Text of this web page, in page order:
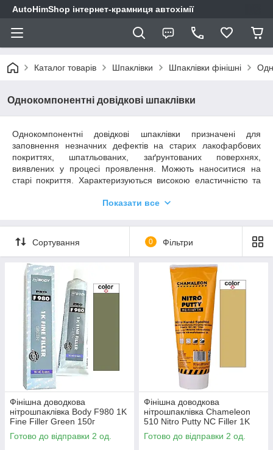
AutoHimShop інтернет-крамниця автохімії
Каталог товарів Шпаклівки Шпаклівки фінішні
Однокомпонентні довідкові шпаклівки
Однокомпонентні довідкові шпаклівки призначені для
заповнення незначних дефектів на старих лакофарбових
покриттях, шпатльованих, заґрунтованих поверхнях,
виявлених у процесі проявлення. Можють наноситися на
старі покриття. Характеризуються високою еластичністю та
кремоподібній консистенції, легко проникають у мікропори та
відразу заґрунтована або пофарбована. Шпаклівки мають
високі порозаповнюючі властивості та легко шліфуються
абразивними матеріалами. Не вимагають подальшого
Показати все
Сортування 0 Фільтри
Фінішна доводкова
нітрошпаклівка Body F980 1K
Fine Filler Green 150г
Готово до відправки 2 од.
Фінішна доводкова
нітрошпаклівка Chameleon
510 Nitro Putty NC Filler 1K
250г
Готово до відправки 2 од.